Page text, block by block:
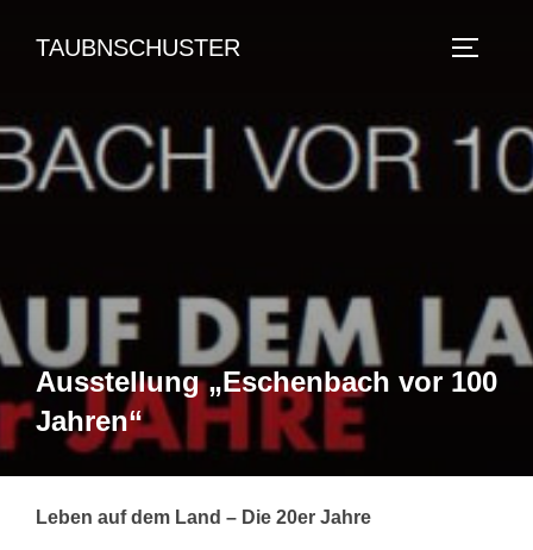
InhaltTAUBNSCHUSTER
Ausstellung „Eschenbach vor 100
Jahren“
Leben auf dem Land – Die 20er Jahre